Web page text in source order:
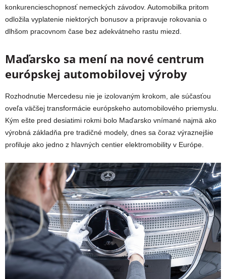
konkurencieschopnosť nemeckých závodov. Automobilka pritom
odložila vyplatenie niektorých bonusov a pripravuje rokovania o
dlhšom pracovnom čase bez adekvátneho rastu miezd.
Maďarsko sa mení na nové centrum
európskej automobilovej výroby
Rozhodnutie Mercedesu nie je izolovaným krokom, ale súčasťou
oveľa väčšej transformácie európskeho automobilového priemyslu.
Kým ešte pred desiatimi rokmi bolo Maďarsko vnímané najmä ako
výrobná základňa pre tradičné modely, dnes sa čoraz výraznejšie
profiluje ako jedno z hlavných centier elektromobility v Európe.